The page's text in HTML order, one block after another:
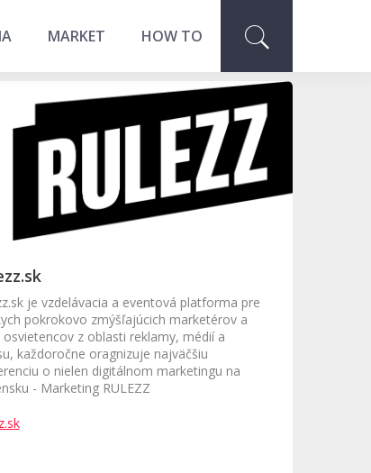
MARKET HOW TO
je vzdelávacia a eventová platforma pre
pokrokovo zmýšľajúcich marketérov a
osvietencov z oblasti reklamy, médií a
každoročne oragnizuje najväčšiu
o nielen digitálnom marketingu na
- Marketing RULEZZ